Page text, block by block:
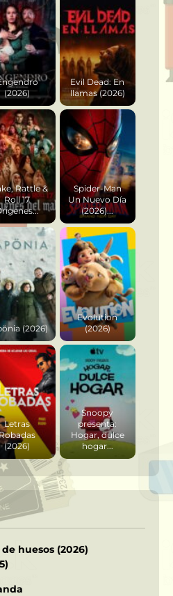
(2026)
Evil Dead: En
llamas (2026)
Rattle &
Roll 17
Spider-Man
Un Nuevo Día
(2026)...
(2026)
Evolution
(2026)
Letras
(2026)
Snoopy
presenta:
Hogar, dulce
hogar...
huesos (2026)